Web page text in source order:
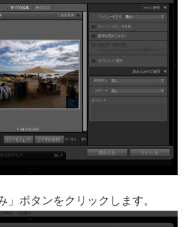
」ボタンをクリックします。